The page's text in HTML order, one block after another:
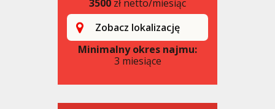
3500 zł netto/miesiąc
Zobacz lokalizację
Minimalny okres najmu:
3 miesiące